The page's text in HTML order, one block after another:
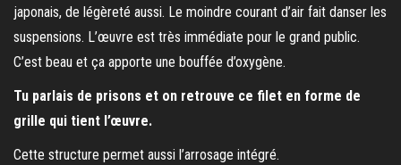
japonais, de légèreté aussi. Le moindre courant d’air fait danser les
suspensions. L’œuvre est très immédiate pour le grand public.
C’est beau et ça apporte une bouffée d’oxygène.
Tu parlais de prisons et on retrouve ce filet en forme de
grille qui tient l’œuvre.
Cette structure permet aussi l’arrosage intégré.